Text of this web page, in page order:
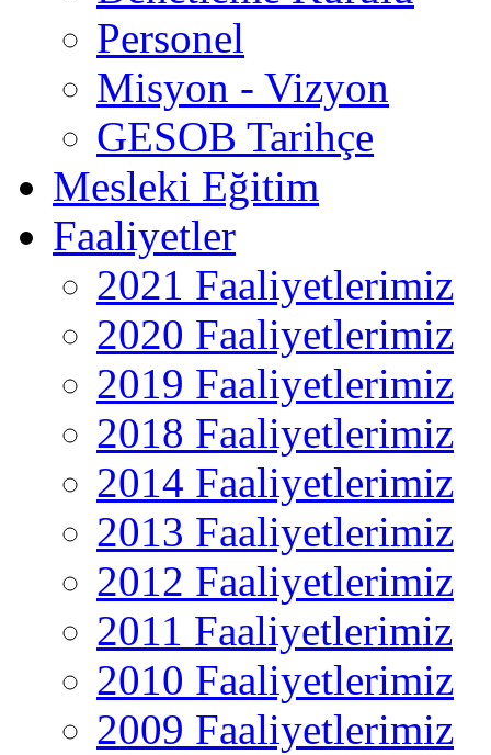
Personel
Misyon - Vizyon
GESOB Tarihçe
Mesleki Eğitim
Faaliyetler
2021 Faaliyetlerimiz
2020 Faaliyetlerimiz
2019 Faaliyetlerimiz
2018 Faaliyetlerimiz
2014 Faaliyetlerimiz
2013 Faaliyetlerimiz
2012 Faaliyetlerimiz
2011 Faaliyetlerimiz
2010 Faaliyetlerimiz
2009 Faaliyetlerimiz